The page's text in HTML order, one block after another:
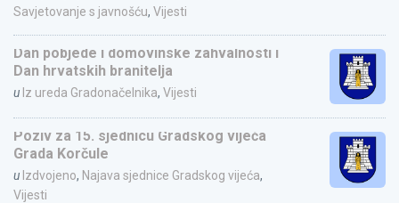
Savjetovanje s javnošću, Vijesti
Dan pobjede i domovinske zahvalnosti i
Dan hrvatskih branitelja
u Iz ureda Gradonačelnika, Vijesti
Poziv za 15. sjednicu Gradskog vijeća
Grada Korčule
u Izdvojeno, Najava sjednice Gradskog vijeća,
Vijesti